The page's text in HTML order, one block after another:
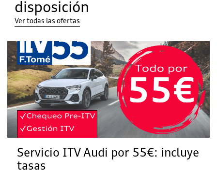
disposición
Ver todas las ofertas
Servicio ITV Audi por 55€: incluye
tasas